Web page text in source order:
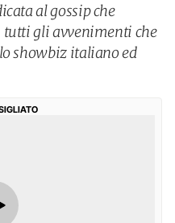
al gossip che
tutti gli avvenimenti che
showbiz italiano ed